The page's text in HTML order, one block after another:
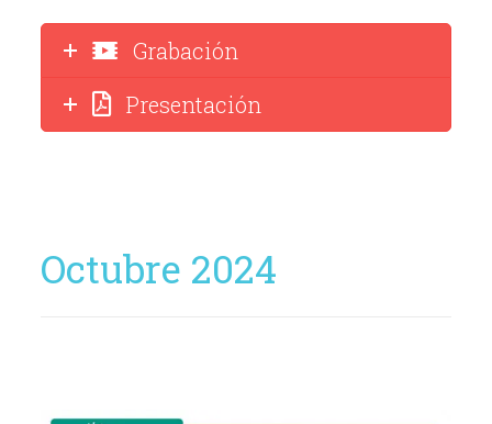
Grabación
Presentación
Octubre 2024